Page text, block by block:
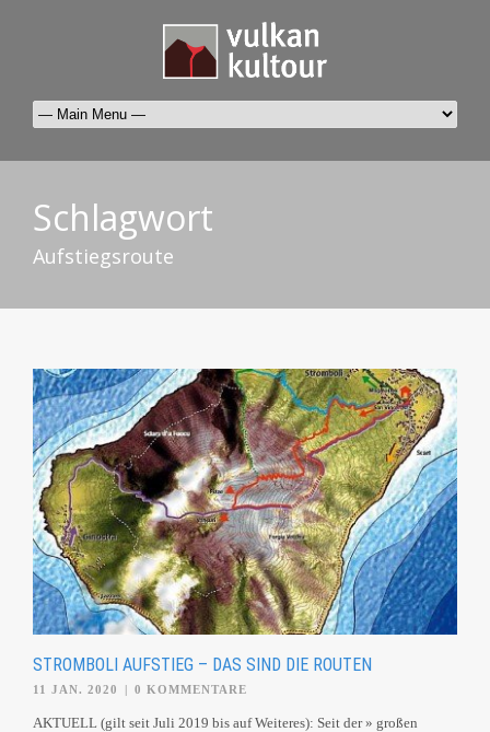
Schlagwort
Aufstiegsroute
STROMBOLI AUFSTIEG – DAS SIND DIE ROUTEN
11 JAN. 2020 | 0 KOMMENTARE
AKTUELL (gilt seit Juli 2019 bis auf Weiteres): Seit der » großen